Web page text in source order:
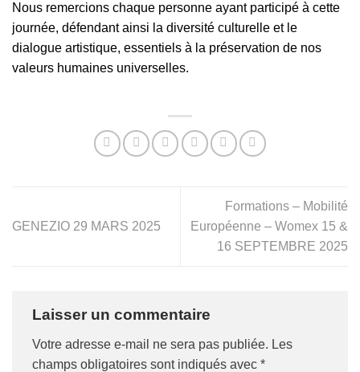
Nous remercions chaque personne ayant participé à cette
journée, défendant ainsi la diversité culturelle et le
dialogue artistique, essentiels à la préservation de nos
valeurs humaines universelles.
GENEZIO 29 MARS 2025
Formations – Mobilité
Européenne – Womex 15 &
16 SEPTEMBRE 2025
Laisser un commentaire
Votre adresse e-mail ne sera pas publiée. Les
champs obligatoires sont indiqués avec *